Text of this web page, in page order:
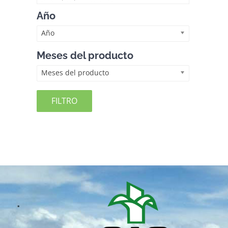
Año
Año
Meses del producto
Meses del producto
FILTRO